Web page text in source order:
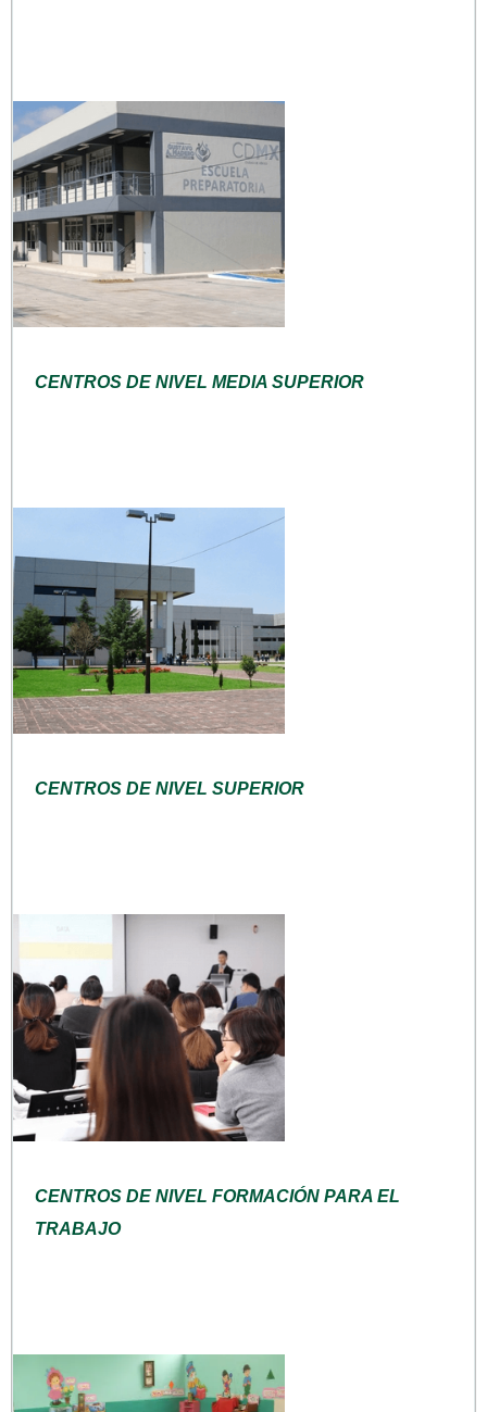
CENTROS DE NIVEL MEDIA SUPERIOR
CENTROS DE NIVEL SUPERIOR
CENTROS DE NIVEL FORMACIÓN PARA EL
TRABAJO